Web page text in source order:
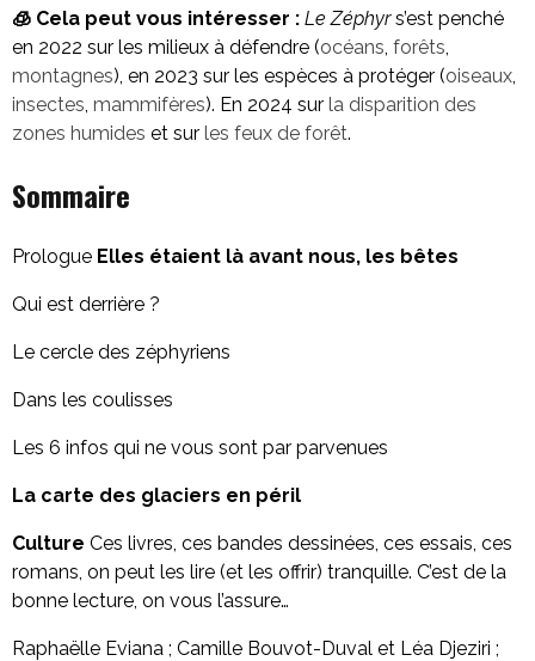
Montagnes
:
sommets
à
défendre
papier)
🧊 Cela peut vous intéresser : Le Zéphyrs’est penché
en 2022 sur les milieux à défendre (océans forêts
montagnes), en 2023 sur les espèces à protéger (oiseaux
insectes mammifères). En 2024 sur la disparition des
zones humides et sur les feux de forêt.
Sommaire
Prologue Elles étaient là avant nous, les bêtes
Qui est derrière ?
Le cercle des zéphyriens
Dans les coulisses
Les 6 infos qui ne vous sont par parvenues
La carte des glaciers en péril
Culture Ces livres, ces bandes dessinées, ces essais, ces
romans, on peut les lire (et les offrir) tranquille. C’est de la
bonne lecture, on vous l’assure…
Raphaëlle Eviana ; Camille Bouvot-Duval et Léa Djeziri ;